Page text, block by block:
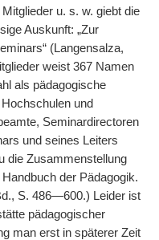
u. s. w. giebt die
Auskunft: „Zur
(Langensalza,
weist 367 Namen
als pädagogische
und
Seminardirectoren
und seines Leiters
die Zusammenstellung
der Pädagogik.
S. 486—600.) Leider ist
pädagogischer
man erst in späterer Zeit